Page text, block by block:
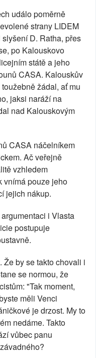
událo poměrně
strany LIDEM
D. Ratha, přes
po Kalouskovo
státě a jeho
CASA. Kalouskův
žádal, ať mu
jaksi naráží na
nad Kalouskovým
CASA náčelníkem
Ač veřejně
vzhledem
vnímá pouze jeho
jejich nákup.
i Vlasta
postupuje
Že by se takto chovali i
se normou, že
"Tak moment,
měli Venci
je drzost. My to
nedáme. Takto
vůbec panu